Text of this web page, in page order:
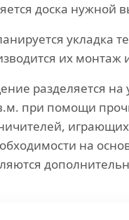
доска нужной
укладка
их монтаж
разделяется на
при помощи
на